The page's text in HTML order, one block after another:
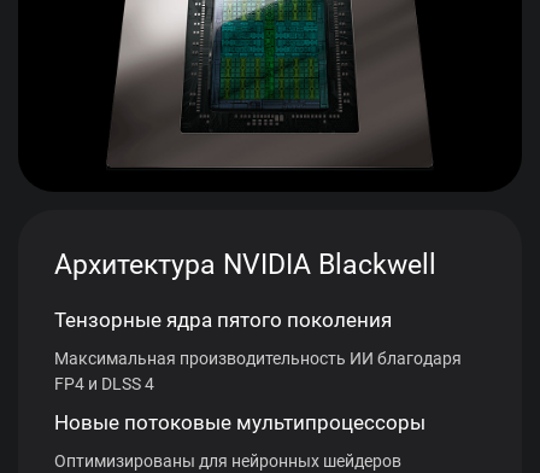
Архитектура NVIDIA Blackwell
Тензорные ядра пятого поколения
Максимальная производительность ИИ благодаря
FP4 и DLSS 4
Новые потоковые мультипроцессоры
Оптимизированы для нейронных шейдеров